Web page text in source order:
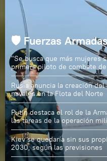
🛡️ Fuerzas
"Se busca que más mujeres
primera piloto de combate
Rusia anuncia la creación
navales en la Flota del Norte
Putin destaca el rol de la
las tareas de la operación
Kiev se quedaría sin sus
2030, según las previsiones